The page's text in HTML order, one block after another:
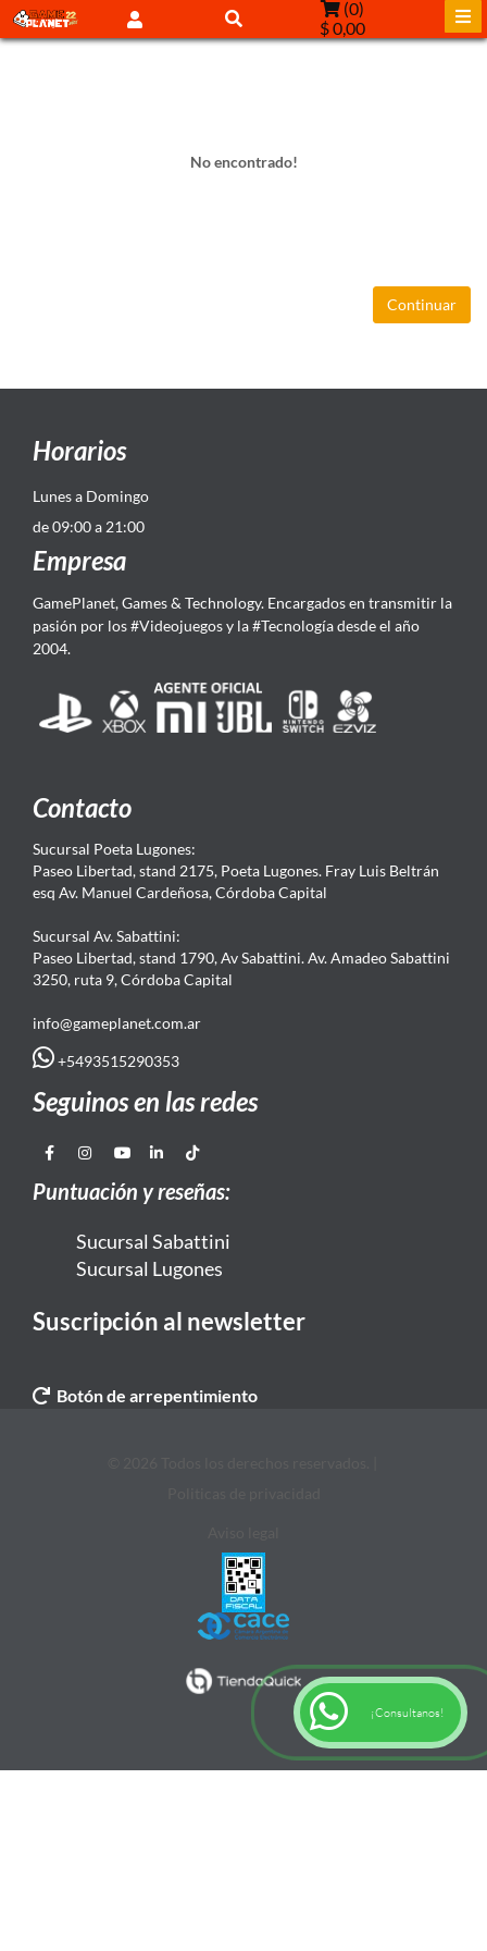
(0)
$ 0,00
No encontrado!
Continuar
Horarios
Lunes a Domingo
de 09:00 a 21:00
Empresa
GamePlanet, Games & Technology. Encargados en transmitir la
pasión por los #Videojuegos y la #Tecnología desde el año
2004.
Contacto
Sucursal Poeta Lugones:
Paseo Libertad, stand 2175, Poeta Lugones. Fray Luis Beltrán
esq Av. Manuel Cardeñosa, Córdoba Capital
Sucursal Av. Sabattini:
Paseo Libertad, stand 1790, Av Sabattini. Av. Amadeo Sabattini
3250, ruta 9, Córdoba Capital
info@gameplanet.com.ar
+5493515290353
Seguinos en las redes
Puntuación y reseñas:
Sucursal Sabattini
Sucursal Lugones
Suscripción al newsletter
Botón de arrepentimiento
¡Consultanos!